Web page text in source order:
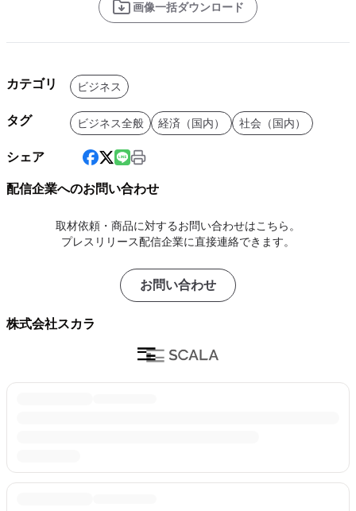
画像一括ダウンロード
カテゴリ ビジネス
タグ ビジネス全般 経済（国内） 社会（国内）
シェア
配信企業へのお問い合わせ
取材依頼・商品に対するお問い合わせはこちら。
プレスリリース配信企業に直接連絡できます。
お問い合わせ
株式会社スカラ